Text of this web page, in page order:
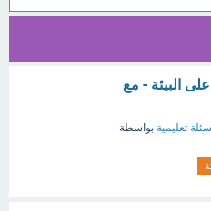
البيئة - مع
أسئلة تعليمية بواسطة